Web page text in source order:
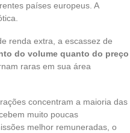
países europeus. A
renda extra, a escassez de
do volume quanto do preço
raras em sua área
concentram a maioria das
muito poucas
melhor remuneradas, o